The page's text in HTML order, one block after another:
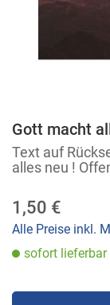
Gott macht
Text auf
alles neu !
1,50 €
Alle Preise inkl.
sofort lieferbar